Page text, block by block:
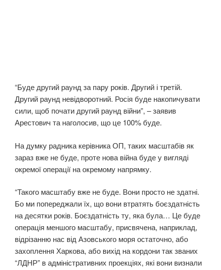
“Буде другий раунд за пару років. Другий і третій.
Другий раунд невідворотний. Росія буде накопичувати
сили, щоб почати другий раунд війни”, – заявив
Арестович та наголосив, що це 100% буде.
На думку радника керівника ОП, таких масштабів як
зараз вже не буде, проте нова війна буде у вигляді
окремої операції на окремому напрямку.
“Такого масштабу вже не буде. Вони просто не здатні.
Бо ми попереджали їх, що вони втратять боєздатність
на десятки років. Боєздатність ту, яка була… Це буде
операція меншого масштабу, присвячена, наприклад,
відрізанню нас від Азовського моря остаточно, або
захоплення Харкова, або вихід на кордони так званих
“ЛДНР” в адміністративних проекціях, які вони визнали